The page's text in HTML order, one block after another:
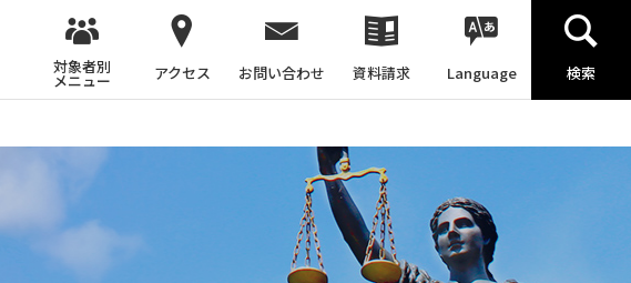
対象者別
メニュー アクセス お問い合わせ 資料請求 Language 検索